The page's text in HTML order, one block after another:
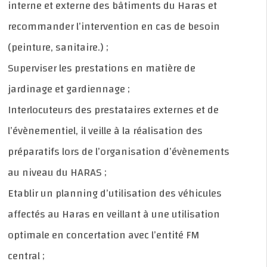
interne et externe des bâtiments du Haras et
recommander l’intervention en cas de besoin
(peinture, sanitaire.) ;
Superviser les prestations en matière de
jardinage et gardiennage ;
Interlocuteurs des prestataires externes et de
l’évènementiel, il veille à la réalisation des
préparatifs lors de l’organisation d’évènements
au niveau du HARAS ;
Etablir un planning d’utilisation des véhicules
affectés au Haras en veillant à une utilisation
optimale en concertation avec l’entité FM
central ;